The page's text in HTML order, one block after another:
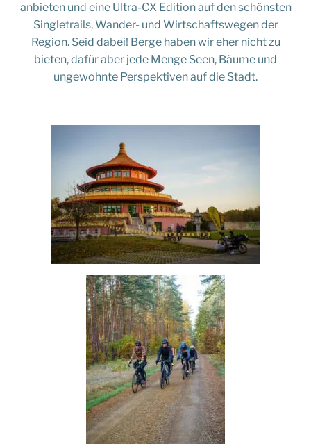
anbieten und eine Ultra-CX Edition auf den schönsten
Singletrails, Wander- und Wirtschaftswegen der
Region. Seid dabei! Berge haben wir eher nicht zu
bieten, dafür aber jede Menge Seen, Bäume und
ungewohnte Perspektiven auf die Stadt.